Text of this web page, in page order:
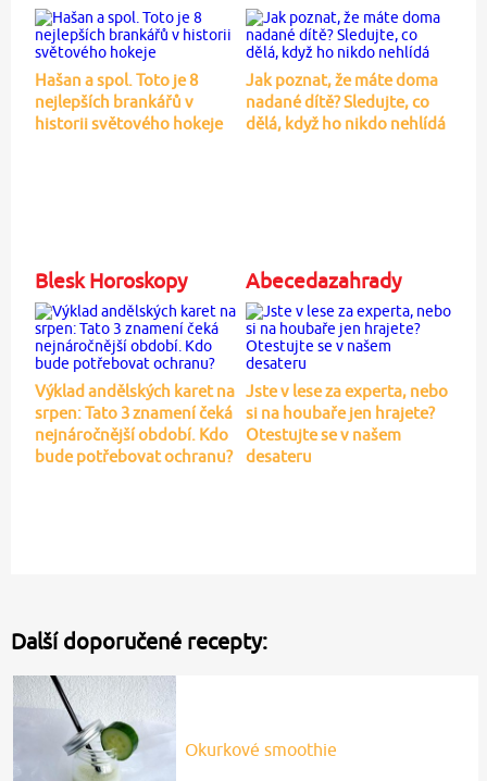
Hašan a spol. Toto je 8
nejlepších brankářů v
historii světového hokeje
Jak poznat, že máte doma
nadané dítě? Sledujte, co
dělá, když ho nikdo nehlídá
Blesk Horoskopy
Výklad andělských karet na
srpen: Tato 3 znamení čeká
nejnáročnější období. Kdo
bude potřebovat ochranu?
Abecedazahrady
Jste v lese za experta, nebo
si na houbaře jen hrajete?
Otestujte se v našem
desateru
Další doporučené recepty:
Okurkové smoothie